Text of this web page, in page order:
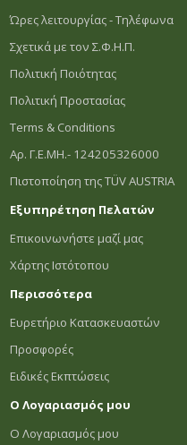
Ώρες λειτουργίας - Τηλέφωνα
Σχετικά με τον Σ.Φ.Η.Π.
Πολιτική Ποιότητας
Πολιτική Προστασίας
Terms & Conditions
Αρ. Γ.Ε.ΜΗ.- 124205326000
Πιστοποίηση της TÜV AUSTRIA
Εξυπηρέτηση Πελατών
Επικοινωνήστε μαζί μας
Χάρτης Ιστότοπου
Περισσότερα
Ευρετήριο Κατασκευαστών
Προσφορές
Ειδικές Εκπτώσεις
Ο Λογαριασμός μου
Ο Λογαριασμός μου